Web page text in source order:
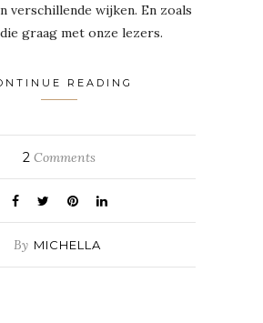
verschillende wijken. En zoals
graag met onze lezers.
READING
2 Comments
By MICHELLA